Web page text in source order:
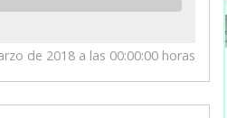
de 2018 a las 00:00:00 horas